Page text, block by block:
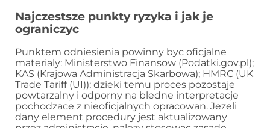
Najczestsze punkty ryzyka i jak je
ograniczyc
Punktem odniesienia powinny byc oficjalne
materialy: Ministerstwo Finansow (Podatki.gov.pl);
KAS (Krajowa Administracja Skarbowa); HMRC (UK
Trade Tariff (UI)); dzieki temu proces pozostaje
powtarzalny i odporny na bledne interpretacje
pochodzace z nieoficjalnych opracowan. Jezeli
dany element procedury jest aktualizowany